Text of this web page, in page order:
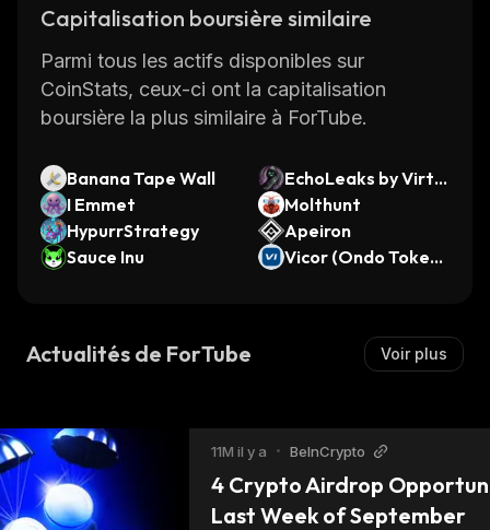
Capitalisation boursière similaire
Parmi tous les actifs disponibles sur
CoinStats, ceux-ci ont la capitalisation
boursière la plus similaire à ForTube.
Banana Tape Wall
EchoLeaks by Virtu
als
I Emmet
Molthunt
HypurrStrategy
Apeiron
Sauce Inu
Vicor (Ondo Tokeni
Actualités de ForTube Voir plus
11M il y a • BeInCrypto
4 Crypto Airdrop
Last Week of September